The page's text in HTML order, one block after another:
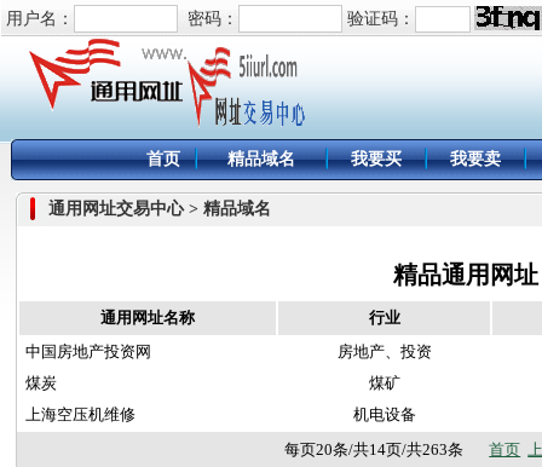
用户名： 密码： 验证码：
首页 精品域名 我要买 我要卖
通用网址交易中心 > 精品域名
精品通用网址
通用网址名称
行业
中国房地产投资网
房地产、投资
煤炭
煤矿
上海空压机维修
机电设备
每页20条/共14页/共263条首页